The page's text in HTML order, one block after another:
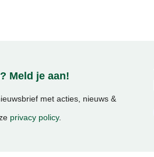
Meld je aan!
met acties, nieuws &
privacy policy.